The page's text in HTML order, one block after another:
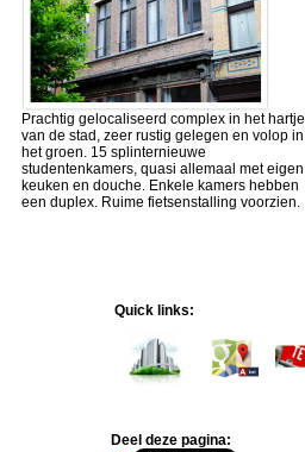
Prachtig gelocaliseerd complex in het hartje
van de stad, zeer rustig gelegen en volop in
het groen. 15 splinternieuwe
studentenkamers, quasi allemaal met eigen
keuken en douche. Enkele kamers hebben
een duplex. Ruime fietsenstalling voorzien.
Quick links:
Deel deze pagina: